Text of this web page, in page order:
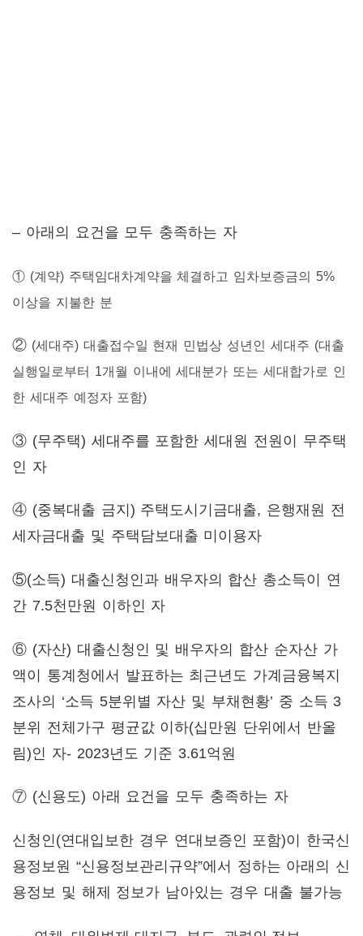
– 아래의 요건을 모두 충족하는 자
① (계약) 주택임대차계약을 체결하고 임차보증금의 5%
이상을 지불한 분
② (세대주) 대출접수일 현재 민법상 성년인 세대주 (대출
실행일로부터 1개월 이내에 세대분가 또는 세대합가로 인
한 세대주 예정자 포함)
③ (무주택) 세대주를 포함한 세대원 전원이 무주택
인 자
④ (중복대출 금지) 주택도시기금대출, 은행재원 전
세자금대출 및 주택담보대출 미이용자
⑤(소득) 대출신청인과 배우자의 합산 총소득이 연
간 7.5천만원 이하인 자
⑥ (자산) 대출신청인 및 배우자의 합산 순자산 가
액이 통계청에서 발표하는 최근년도 가계금융복지
조사의 ‘소득 5분위별 자산 및 부채현황’ 중 소득 3
분위 전체가구 평균값 이하(십만원 단위에서 반올
림)인 자- 2023년도 기준 3.61억원
⑦ (신용도) 아래 요건을 모두 충족하는 자
신청인(연대입보한 경우 연대보증인 포함)이 한국신
용정보원 “신용정보관리규약”에서 정하는 아래의 신
용정보 및 해제 정보가 남아있는 경우 대출 불가능